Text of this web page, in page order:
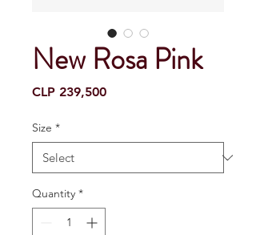
New Rosa Pink
CLP 239,500Price
Size *
Quantity *